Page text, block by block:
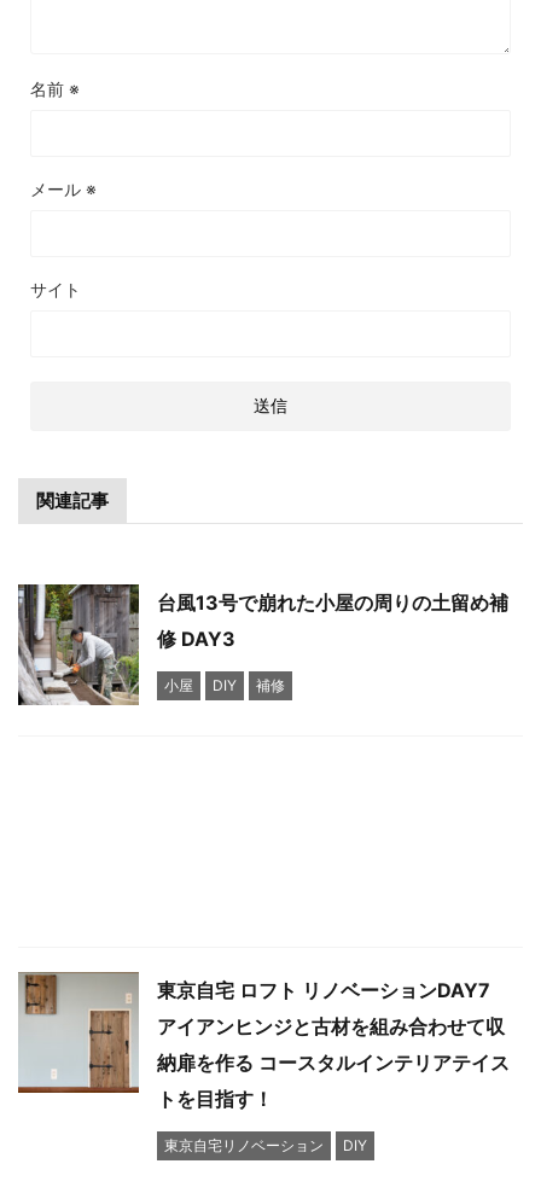
名前 ※
メール ※
サイト
関連記事
台風13号で崩れた小屋の周りの土留め補
修 DAY3
小屋 DIY 補修
東京自宅 ロフト リノベーションDAY7
アイアンヒンジと古材を組み合わせて収
納扉を作る コースタルインテリアテイス
トを目指す！
東京自宅リノベーション DIY